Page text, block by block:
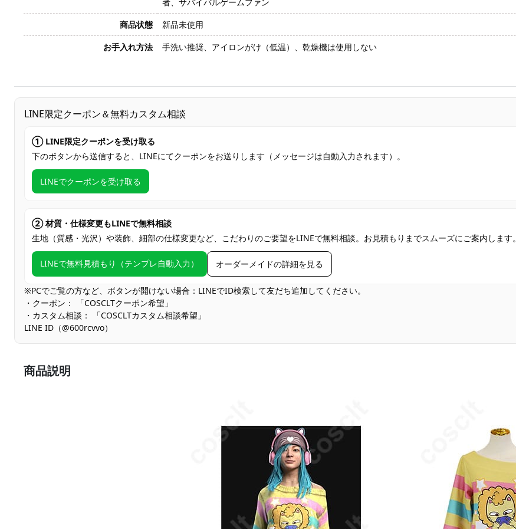
商品状態
新品未使用
お手入れ方法
手洗い推奨、アイロンがけ（低温）、乾燥機は使用しない
LINE限定クーポン＆無料カスタム相談
① LINE限定クーポンを受け取る
下のボタンから送信すると、LINEにてクーポンをお送りします（メッセージは自動入力されます）。
LINEでクーポンを受け取る
② 材質・仕様変更もLINEで無料相談
生地（質感・光沢）や装飾、細部の仕様変更など、こだわりのご要望をLINEで無料相談。お見積もりまでスムーズにご案内します。
LINEで無料見積もり（テンプレ自動入力） オーダーメイドの詳細を見る
※PCでご覧の方など、ボタンが開けない場合：LINEでID検索して友だち追加してください。
・クーポン： 「COSCLTクーポン希望」
・カスタム相談： 「COSCLTカスタム相談希望」
LINE ID（@600rcvvo）
商品説明